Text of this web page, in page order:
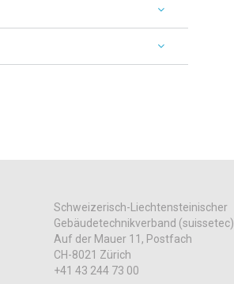
Schweizerisch-Liechtensteinischer
Gebäudetechnikverband (suissetec)
Auf der Mauer 11, Postfach
CH-8021 Zürich
+41 43 244 73 00